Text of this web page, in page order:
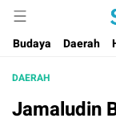
Budaya
Daerah
DAERAH
Jamaludin